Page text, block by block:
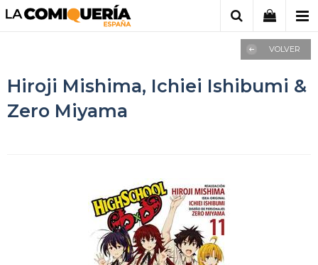
VOLVER
Hiroji Mishima, Ichiei Ishibumi &
Zero Miyama